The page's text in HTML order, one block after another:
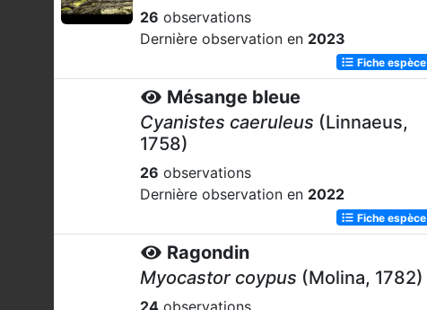
26 observations
Dernière observation en 2023
Fiche espèce
Mésange bleue
Cyanistes caeruleus (Linnaeus,
1758)
26 observations
Dernière observation en 2022
Fiche espèce
Ragondin
Myocastor coypus (Molina, 1782)
24 observations